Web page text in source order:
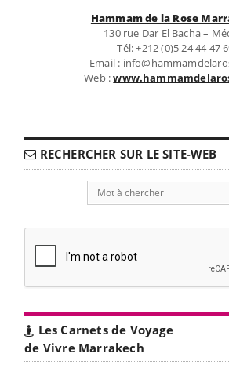
Hammam de la Rose
130 rue Dar El Bacha –
Tél: +212 (0)5 24 44 47
Email :
Web :
RECHERCHER SUR LE SITE-WEB
Les Carnets de Voyage
de Vivre Marrakech